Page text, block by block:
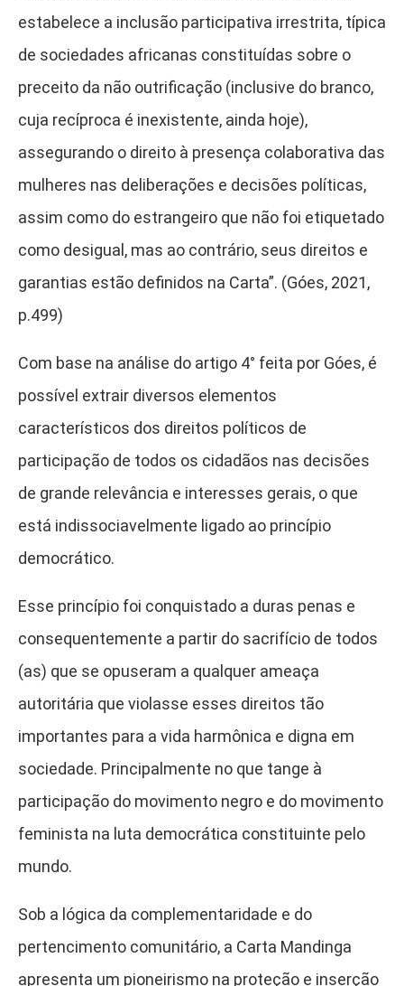
estabelece a inclusão participativa irrestrita, típica
de sociedades africanas constituídas sobre o
preceito da não outrificação (inclusive do branco,
cuja recíproca é inexistente, ainda hoje),
assegurando o direito à presença colaborativa das
mulheres nas deliberações e decisões políticas,
assim como do estrangeiro que não foi etiquetado
como desigual, mas ao contrário, seus direitos e
garantias estão definidos na Carta”. (Góes, 2021,
p.499)
Com base na análise do artigo 4° feita por Góes, é
possível extrair diversos elementos
característicos dos direitos políticos de
participação de todos os cidadãos nas decisões
de grande relevância e interesses gerais, o que
está indissociavelmente ligado ao princípio
democrático.
Esse princípio foi conquistado a duras penas e
consequentemente a partir do sacrifício de todos
(as) que se opuseram a qualquer ameaça
autoritária que violasse esses direitos tão
importantes para a vida harmônica e digna em
sociedade. Principalmente no que tange à
participação do movimento negro e do movimento
feminista na luta democrática constituinte pelo
mundo.
Sob a lógica da complementaridade e do
pertencimento comunitário, a Carta Mandinga
apresenta um pioneirismo na proteção e inserção